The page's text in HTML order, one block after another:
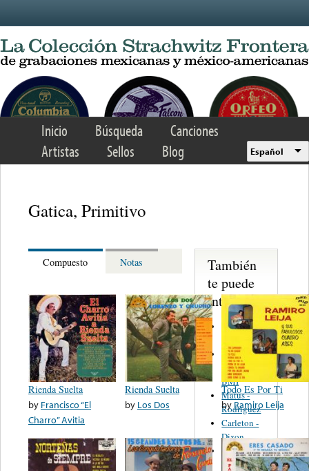
Inicio Búsqueda
Canciones
Artistas
Sellos Blog Español
Gatica, Primitivo
Compuesto Notas
Rienda Suelta
by Francisco “El
Charro” Avitia
Rienda Suelta
by Los Dos
Todo Es Por Ti
byRamiro Leija
También
te puede
interesar...
Martinez,
Performance
Music Co.
BMI
Matus -
Rodriguez
Carleton -
Dixon
Abreu -
Oliverira